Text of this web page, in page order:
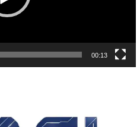
00:13